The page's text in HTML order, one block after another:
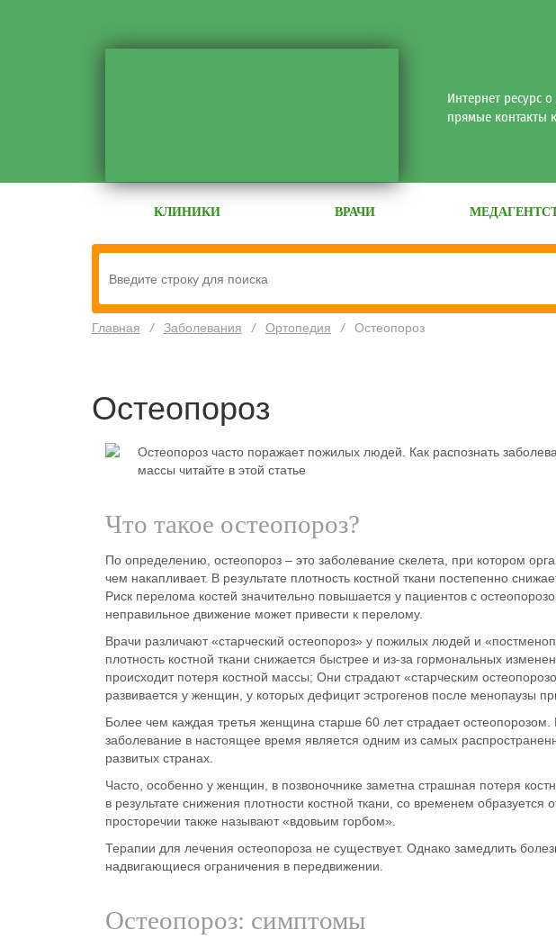
Интернет ресурс
прямые контакты
КЛИНИКИ ВРАЧИ
Главная / Заболевания / Ортопедия / Остеопороз
Остеопороз
Остеопороз часто поражает пожилых людей. Как распознать
массы читайте в этой статье
Что такое остеопороз?
По определению, остеопороз – это заболевание скелета, при котором
чем накапливает. В результате плотность костной ткани постепенно
Риск перелома костей значительно повышается у пациентов с
неправильное движение может привести к перелому.
Врачи различают «старческий остеопороз» у пожилых людей и «
плотность костной ткани снижается быстрее и из-за гормональных
происходит потеря костной массы; Они страдают «старческим
развивается у женщин, у которых дефицит эстрогенов после менопаузы
Более чем каждая третья женщина старше 60 лет страдает
заболевание в настоящее время является одним из самых
развитых странах.
Часто, особенно у женщин, в позвоночнике заметна страшная потеря
в результате снижения плотности костной ткани, со временем образуется
просторечии также называют «вдовьим горбом».
Терапии для лечения остеопороза не существует. Однако замедлить
надвигающиеся ограничения в передвижении.
Остеопороз: симптомы